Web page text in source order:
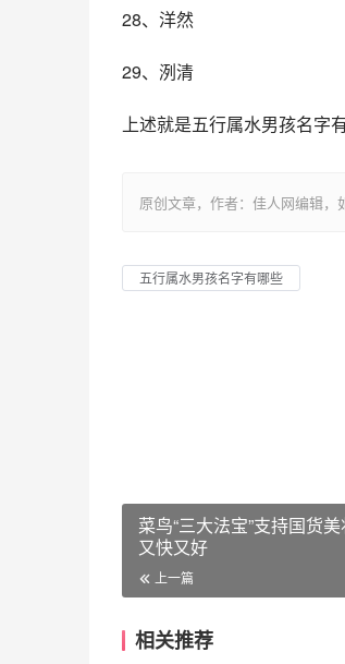
28、洋然
29、洌清
上述就是五行属水男孩名字
原创文章，作者：佳人网编辑
五行属水男孩名字有哪些
菜鸟“三大法宝”支持国货
又快又好
上一篇
相关推荐